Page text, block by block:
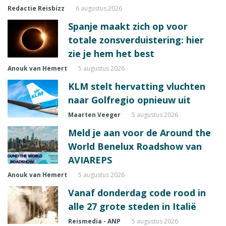
Redactie Reisbizz 6 augustus 2026
Spanje maakt zich op voor
totale zonsverduistering: hier
zie je hem het best
Anouk van Hemert 5 augustus 2026
KLM stelt hervatting vluchten
naar Golfregio opnieuw uit
Maarten Veeger 5 augustus 2026
Meld je aan voor de Around the
World Benelux Roadshow van
AVIAREPS
Anouk van Hemert 5 augustus 2026
Vanaf donderdag code rood in
alle 27 grote steden in Italië
Reismedia - ANP 5 augustus 2026